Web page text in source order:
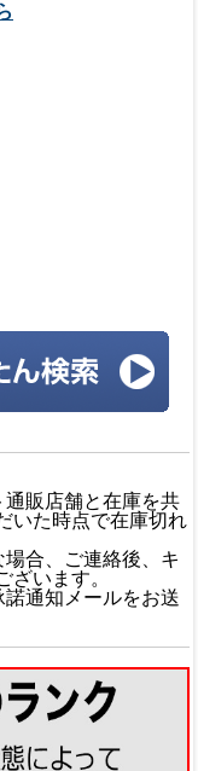
販店舗と在庫を共
いた時点で在庫切れ
合、ご連絡後、キ
ざいます。
通知メールをお送